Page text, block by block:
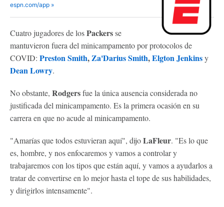
espn.com/app »
Cuatro jugadores de losPackersse
mantuvieron fuera del minicampamento por protocolos de
COVID: Preston Smith, Za'Darius Smith,Elgton Jenkinsy
Dean Lowry.
No obstante, Rodgersfue la única ausencia considerada no
justificada del minicampamento. Es la primera ocasión en su
carrera en que no acude al minicampamento.
"Amarías que todos estuvieran aquí", dijoLaFleur. "Es lo que
es, hombre, y nos enfocaremos y vamos a controlar y
trabajaremos con los tipos que están aquí, y vamos a ayudarlos a
tratar de convertirse en lo mejor hasta el tope de sus habilidades,
y dirigirlos intensamente".